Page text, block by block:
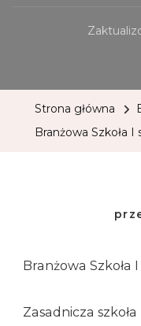
Strona główna
Branżowa Szkoła
Branżowa Szkoła
Zasadnicza